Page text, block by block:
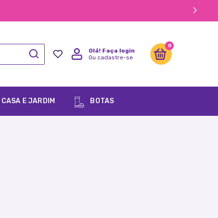
Olá! Faça login
Ou cadastre-se
0
CASA E JARDIM BOTAS